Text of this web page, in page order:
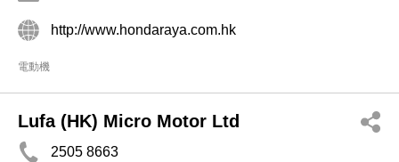
http://www.hondaraya.com.hk
電動機
Lufa (HK) Micro Motor Ltd
2505 8663